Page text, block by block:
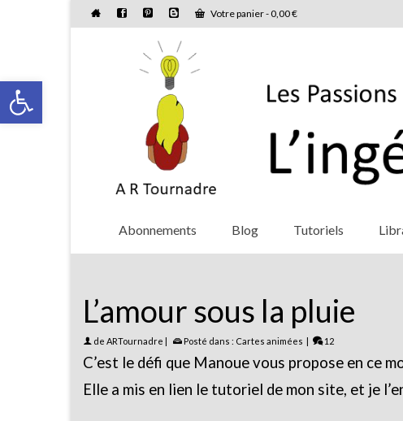
Ouvrir la barre d’outils
Votre panier-0,00€
Abonnements Blog Tutoriels
L’amour sous la pluie
de ARTournadre | Posté dans : Cartes animées | 12
C’est le défi que Manoue vous propose en ce
Elle a mis en lien le tutoriel de mon site, et je